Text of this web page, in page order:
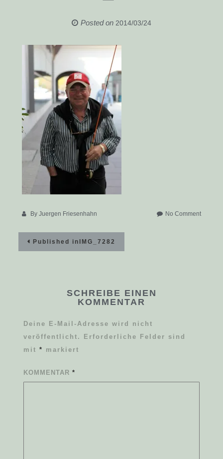
Posted on 2014/03/24
ByJuergen Friesenhahn No Commenton
Beitragsnavigation
Published in IMG_7282
SCHREIBE EINEN
KOMMENTAR
Deine E-Mail-Adresse wird nicht
veröffentlicht.
Erforderliche Felder sind
mit* markiert
KOMMENTAR*